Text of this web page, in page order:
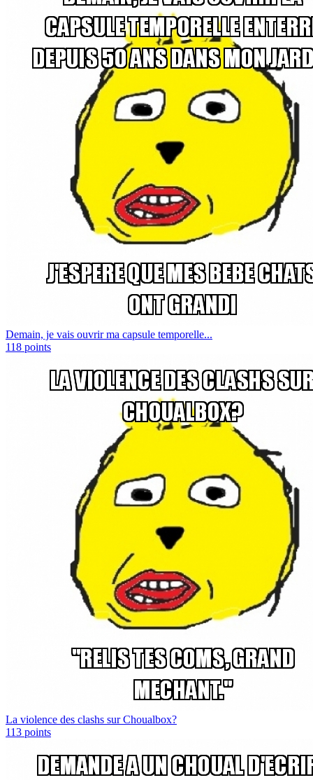
Demain, je vais ouvrir ma capsule temporelle...
118 points
La violence des clashs sur Choualbox?
113 points